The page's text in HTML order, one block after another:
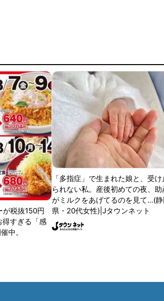
が税抜150円
得すぎる「感
中。
「多指症」で生まれた娘と、受け
られない私。産後初めての夜、助
がミルクをあげてるのを見て...(
県・20代女性)|Jタウンネット